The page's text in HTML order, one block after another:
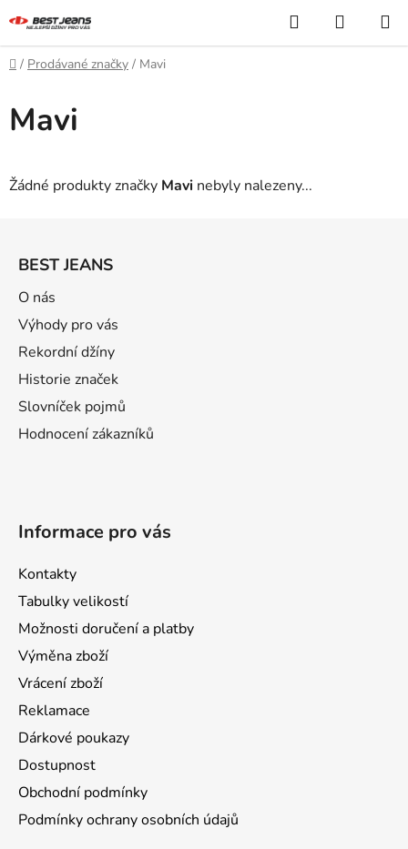
na
obsah
Hledat
KOŠÍK
Domů
/ Prodávané značky / Mavi
Mavi
Žádné produkty značky Mavi nebyly nalezeny...
BEST JEANS
O nás
Výhody pro vás
Rekordní džíny
Historie značek
Slovníček pojmů
Hodnocení zákazníků
Informace pro vás
Kontakty
Tabulky velikostí
Možnosti doručení a platby
Výměna zboží
Vrácení zboží
Reklamace
Dárkové poukazy
Dostupnost
Obchodní podmínky
Podmínky ochrany osobních údajů